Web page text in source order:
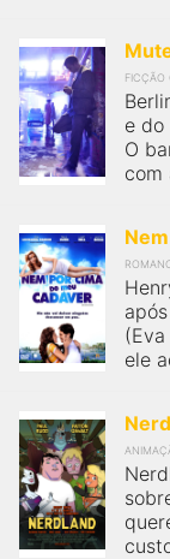
FICÇÃO
e do
O
com
ele